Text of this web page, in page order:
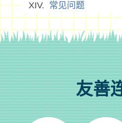
常见问题
友善